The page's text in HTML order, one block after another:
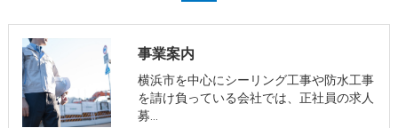
事業案内
横浜市を中心にシーリング工事や防水工事
を請け負っている会社では、正社員の求人
募…